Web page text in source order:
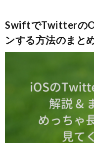
SwiftでTwitterの
ンする方法のまと